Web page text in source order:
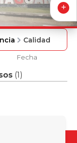
Calidad
Fecha
‎(1)